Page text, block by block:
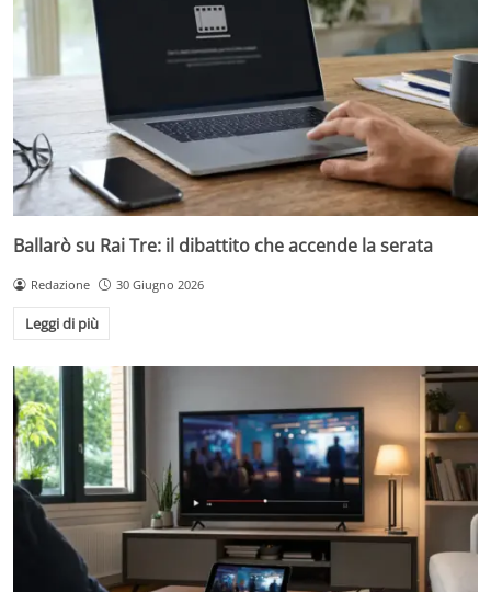
Ballarò su Rai Tre: il dibattito che accende la serata
Redazione 30 Giugno 2026
Leggi di più